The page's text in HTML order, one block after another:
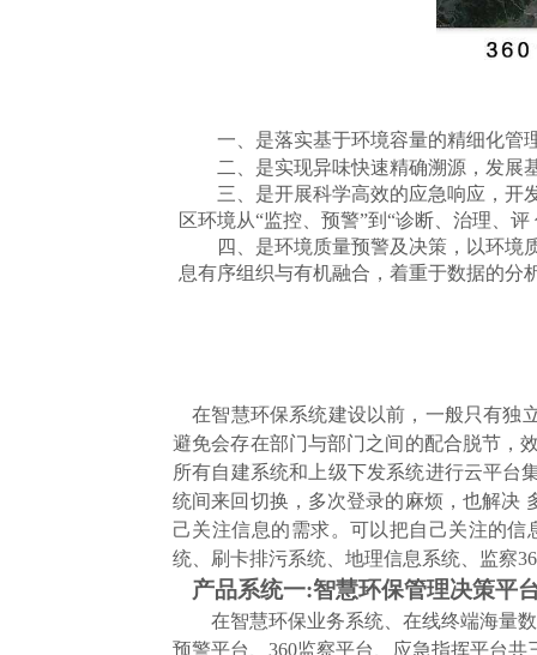
一、是落实基于环境容量的精细化管
二、是实现异味快速精确溯源，发展
三、是开展科学高效的应急响应，开
区环境从“监控、预警”到“诊断、治理、
四、是环境质量预警及决策，以环境
息有序组织与有机融合，着重于数据的分
在智慧环保系统建设以前，一般只有独
避免会存在部门与部门之间的配合脱节，
所有自建系统和上级下发系统进行云平台
统间来回切换，多次登录的麻烦，也解决
己关注信息的需求。可以把自己关注的
统、刷卡排污系统、地理信息系统、监察
产品系统一:智慧环保管理决策平
在智慧环保业务系统、在线终端海量
预警平台、 360监察平台、应急指挥平台共